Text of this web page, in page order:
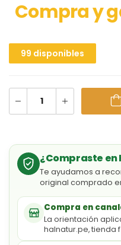
Compra y
99 disponibles
¿Compraste en
Te ayudamos a
original comprado
Compra en
La orientación
halnatur.pe, tienda